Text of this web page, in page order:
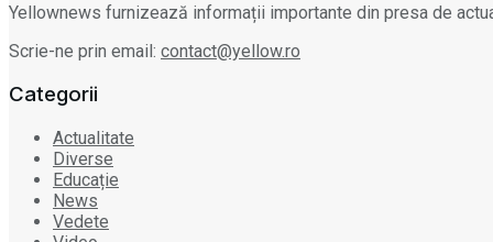
Yellownews furnizează informații importante din presa de
Scrie-ne prin email: contact@yellow.ro
Categorii
Actualitate
Diverse
Educație
News
Vedete